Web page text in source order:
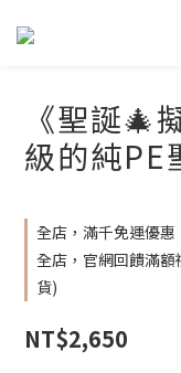
《聖誕🎄
級的純PE
全店，滿千免運優惠
全店，官網回饋滿
貨)
NT$2,650